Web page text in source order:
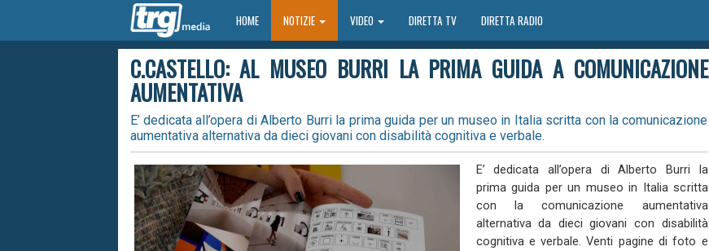
HOMEHOME NOTIZIE VIDEO DIRETTA TV DIRETTA RADIO
C.CASTELLO: AL MUSEO BURRI LA PRIMA GUIDA A COMUNICAZIONE
AUMENTATIVA
E’ dedicata all’opera di Alberto Burri la prima guida per un museo in Italia scritta con la comunicazione
aumentativa alternativa da dieci giovani con disabilità cognitiva e verbale.
E’ dedicata all’opera di Alberto Burri la
prima guida per un museo in Italia scritta
con la comunicazione aumentativa
alternativa da dieci giovani con disabilità
cognitiva e verbale. Venti pagine di foto e